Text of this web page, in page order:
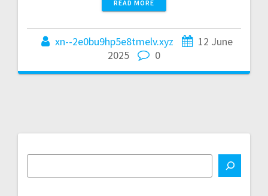
READ MORE
xn--2e0bu9hp5e8tmelv.xyz
12 June
2025
0